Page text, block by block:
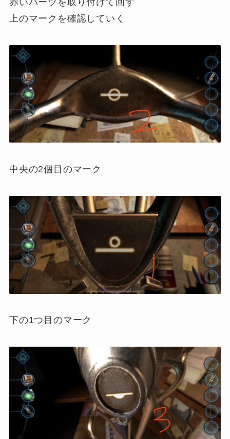
上のマークを確認していく
中央の2個目のマーク
下の1つ目のマーク